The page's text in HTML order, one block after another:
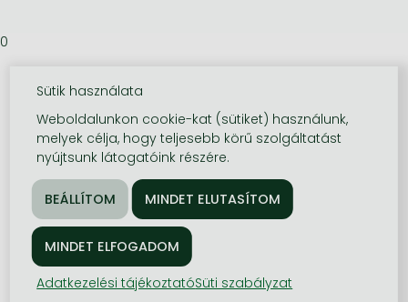
0
Sütik használata
Weboldalunkon cookie-kat (sütiket) használunk,
melyek célja, hogy teljesebb körű szolgáltatást
nyújtsunk látogatóink részére.
Adatkezelési tájékoztatóSüti szabályzat